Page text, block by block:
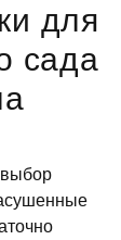
для
сада